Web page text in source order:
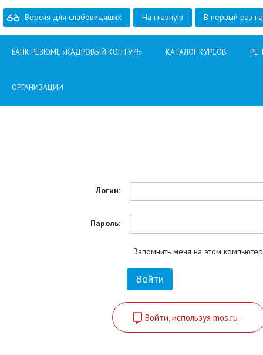
Версия для слабовидящих На главную В первый раз
БАНК РЕЗЮМЕ «КАДРОВЫЙ КОНТУР!» КАТАЛОГ КУРСОВ
ОРГАНИЗАЦИИ
Логин:
Пароль:
Запомнить меня на этом
Войти, используя mos.ru